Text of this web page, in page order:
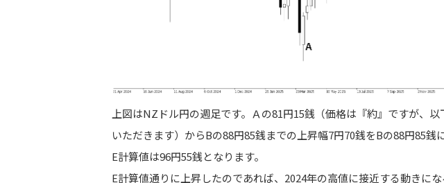
上図はNZドル円の週足です。Ａの81円15銭（価格は『約』ですが、以
いただきます）からBの88円85銭までの上昇幅7円70銭をBの88円85銭
E計算値は96円55銭となります。
E計算値通りに上昇したのであれば、2024年の高値に接近する動きに